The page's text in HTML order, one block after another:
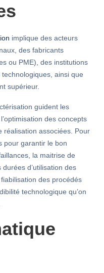
implique des acteurs
des fabricants
ou PME), des institutions
ainsi que
supérieur.
guident les
des concepts
réalisation associées. Pour
pour garantir le bon
la maitrise de
d’utilisation des
des procédés
technologique qu’on